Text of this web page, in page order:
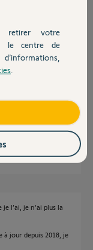
desact...
l’ai, je n’ai plus la
à jour depuis 2018, je
retirer votre
le centre de